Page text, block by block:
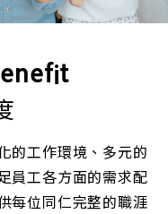
的工作環境、多元的
員工各方面的需求配
每位同仁完整的職涯